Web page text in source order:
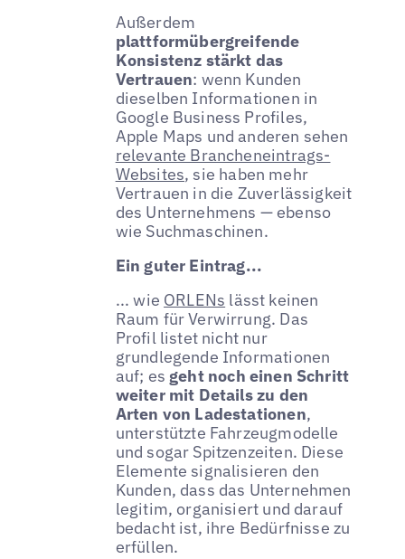
Außerdem
plattformübergreifende
Konsistenz stärkt das
Vertrauen: wenn Kunden
dieselben Informationen in
Google Business Profiles,
Apple Maps und anderen sehen
relevante Brancheneintrags-
Websites, sie haben mehr
Vertrauen in die Zuverlässigkeit
des Unternehmens — ebenso
wie Suchmaschinen.
Ein guter Eintrag...
... wie ORLENs lässt keinen
Raum für Verwirrung. Das
Profil listet nicht nur
grundlegende Informationen
auf; esgeht noch einen Schritt
weiter mit Details zu den
Arten von Ladestationen,
unterstützte Fahrzeugmodelle
und sogar Spitzenzeiten. Diese
Elemente signalisieren den
Kunden, dass das Unternehmen
legitim, organisiert und darauf
bedacht ist, ihre Bedürfnisse zu
erfüllen.